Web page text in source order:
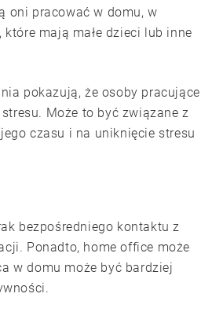
oni pracować w domu, w
mają małe dzieci lub inne
pokazują, że osoby pracujące
Może to być związane z
czasu i na uniknięcie stresu
bezpośredniego kontaktu z
Ponadto, home office może
w domu może być bardziej